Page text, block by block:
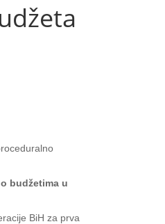
budžetima u
BiH za prva